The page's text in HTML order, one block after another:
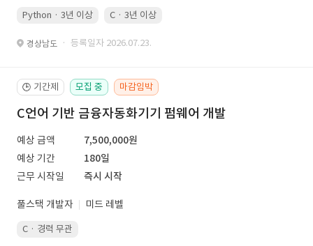
Python · 3년 이상 C · 3년 이상
경상남도 · 등록일자 2026.07.23.
🕒 기간제 모집 중 마감임박
C언어 기반 금융자동화기기 펌웨어 개발
예상 금액
7,500,000원
예상 기간
180일
근무 시작일
즉시 시작
풀스택 개발자 미드 레벨
C · 경력 무관